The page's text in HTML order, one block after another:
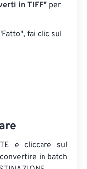
in TIFF" per
fai clic sul
e cliccare sul
in batch